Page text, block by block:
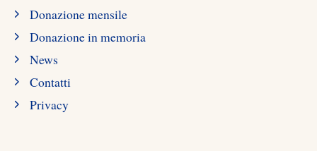
Donazione mensile
Donazione in memoria
News
Contatti
Privacy